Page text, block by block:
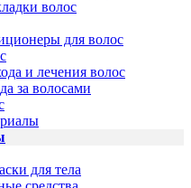
волос
для волос
и лечения волос
за волосами
для тела